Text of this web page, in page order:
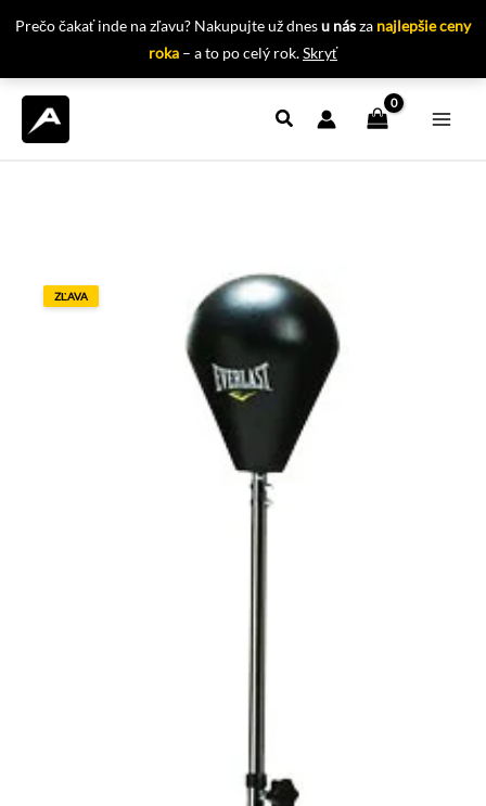
Prečo čakať inde na zľavu? Nakupujte už dnesu násza najlepšie ceny
roka – a to po celý rok.Skryť
Preskočiť
ZĽAVA